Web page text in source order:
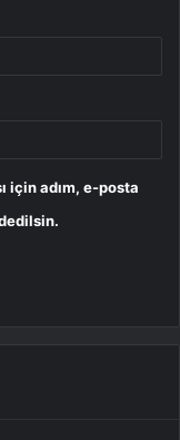
için adım, e-posta